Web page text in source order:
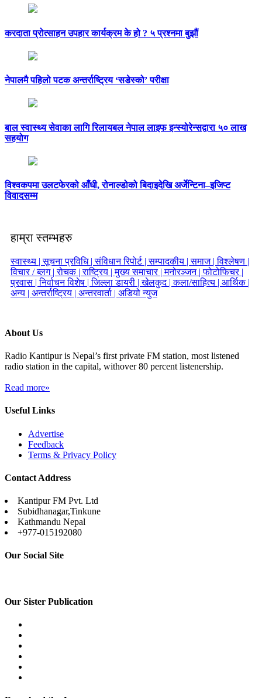
करदाता प्रोत्साहन उपहार कार्यक्रम के हो ? ५ प्रश्नमा बुझौं
नेपालमै पहिलो पटक अन्तर्राष्ट्रिय ‘सडेस्को’ परीक्षा
बाल स्वास्थ्य सेवाका लागि रिलायबल नेपाल लाइफ इन्स्योरेन्सद्वारा ५० लाख
सहयोग
विश्वकपमा उलटफेरको आँधी, रोनाल्डोको बिदाइदेखि अर्जेन्टिना–इजिप्ट
विवादसम्म
हाम्रा स्तम्भहरु
स्वास्थ्य |सूचना प्रविधि |संविधान रिपोर्ट |सम्पादकीय |समाज |विश्लेषण |
विचार / ब्लग |रोचक |राष्ट्रिय |मुख्य समाचार |मनोरञ्जन |फोटोफिचर |
प्रवास |निर्वाचन विशेष |जिल्ला डायरी |खेलकुद |कला/साहित्य | आर्थिक |
अन्य | अन्तर्राष्ट्रिय | अन्तरवार्ता | अडियो न्युज
About Us
Radio Kantipur is Nepal’s first private FM station, most listened
radio station in the capital, withover 80 percent listenership.
Read more»
Useful Links
Advertise
Feedback
Terms & Privacy Policy
Contact Address
Kantipur FM Pvt. Ltd
Subidhanagar,Tinkune
Kathmandu Nepal
+977-015192080
Our Social Site
Our Sister Publication